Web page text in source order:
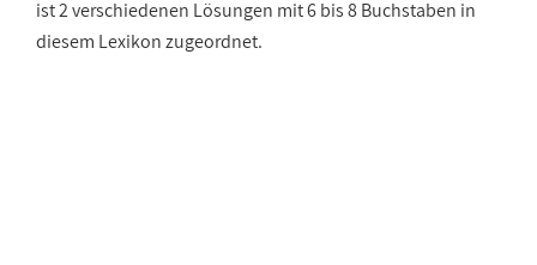
ist 2 verschiedenen Lösungen mit 6 bis 8 Buchstaben in
diesem Lexikon zugeordnet.